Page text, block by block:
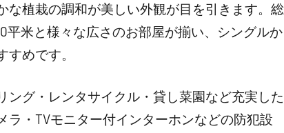
な植栽の調和が美しい外観が目を引きます。総
平米と様々な広さのお部屋が揃い、シングルか
めです。
グ・レンタサイクル・貸し菜園など充実した
・TVモニター付インターホンなどの防犯設